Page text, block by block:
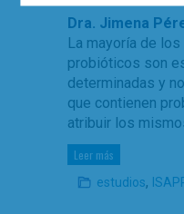
Dra. Jimena
La mayoría de
probióticos son
determinadas y
que contienen
atribuir los
Leer más
estudios,